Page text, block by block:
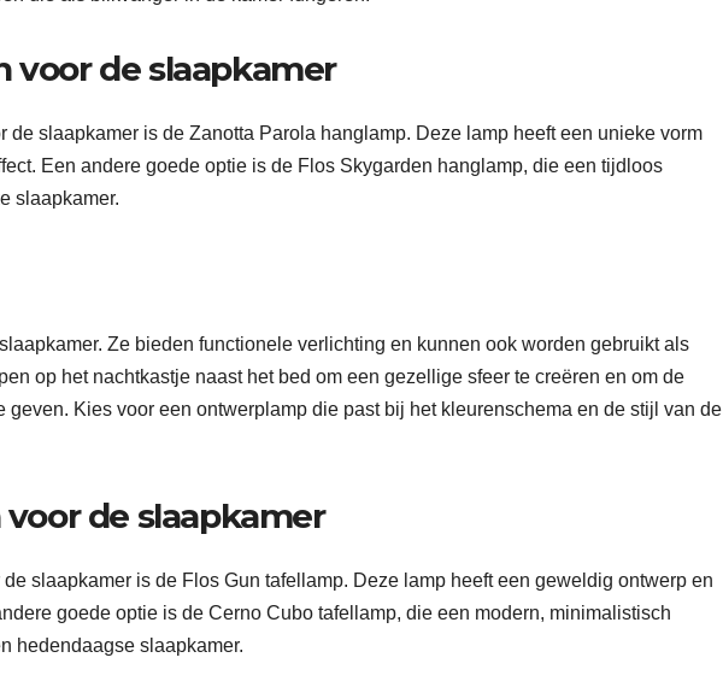
voor de slaapkamer
de slaapkamer is de Zanotta Parola hanglamp. Deze lamp heeft een unieke vorm
Een andere goede optie is de Flos Skygarden hanglamp, die een tijdloos
slaapkamer.
Ze bieden functionele verlichting en kunnen ook worden gebruikt als
op het nachtkastje naast het bed om een gezellige sfeer te creëren en om de
Kies voor een ontwerplamp die past bij het kleurenschema en de stijl van de
de slaapkamer
slaapkamer is de Flos Gun tafellamp. Deze lamp heeft een geweldig ontwerp en
goede optie is de Cerno Cubo tafellamp, die een modern, minimalistisch
hedendaagse slaapkamer.